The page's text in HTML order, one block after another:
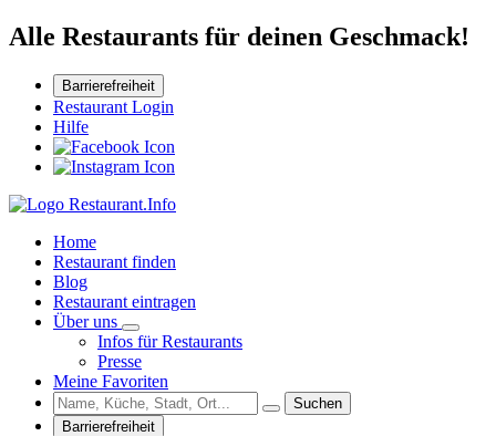
Alle Restaurants für deinen Geschmack!
Barrierefreiheit
Restaurant Login
Hilfe
Home
Restaurant finden
Blog
Restaurant eintragen
Über uns
Infos für Restaurants
Presse
Meine Favoriten
Suchen
Barrierefreiheit